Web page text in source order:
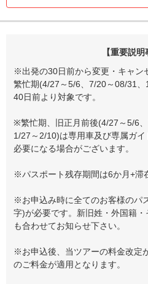
【重要説明
※出発の30日前から変更・キャン
繁忙期(4/27～5/6、7/20～08/31
40日前より対象です。
※繁忙期、旧正月前後(4/27～5/6
1/27～2/10)は専用車及び専属ガ
必要になる場合がございます。
※パスポート残存期間は6か月+滞
※お申込み時に全てのお客様のパ
字)が必要です。新旧姓・外国籍
も合わせてお知らせ下さい。
※お申込後、当ツアーの料金改定
のご料金が適用となります。